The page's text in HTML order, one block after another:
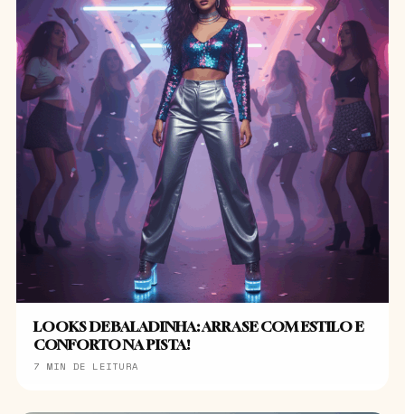
LOOKS DE BALADINHA: ARRASE COM ESTILO E
CONFORTO NA PISTA!
7 MIN DE LEITURA